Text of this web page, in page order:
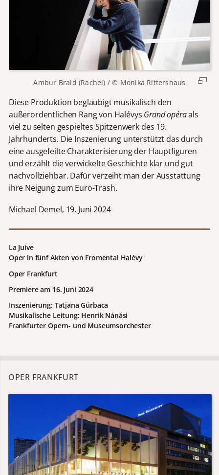
Ambur Braid (Rachel) / © Monika Rittershaus
Diese Produktion beglaubigt musikalisch den
außerordentlichen Rang von Halévys Grand opéraals
viel zu selten gespieltes Spitzenwerk des 19.
Jahrhunderts. Die Inszenierung unterstützt das durch
eine ausgefeilte Charakterisierung der Hauptfiguren
und erzählt die verwickelte Geschichte klar und gut
nachvollziehbar. Dafür verzeiht man der Ausstattung
ihre Neigung zum Euro-Trash.
Michael Demel, 19. Juni 2024
La Juive
Oper in fünf Akten von Fromental Halévy
Oper Frankfurt
Premiere am 16. Juni 2024
Inszenierung: Tatjana Gürbaca
Musikalische Leitung: Henrik Nánási
Frankfurter Opern- und Museumsorchester
OPER FRANKFURT